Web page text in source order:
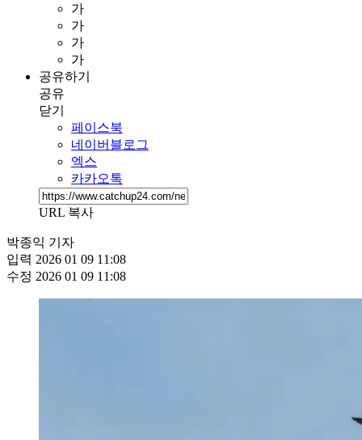
가
가
가
가
공유하기
공유
닫기
페이스북
네이버블로그
엑스
카카오톡
URL 복사
박종익 기자
입력 2026 01 09 11:08
수정 2026 01 09 11:08